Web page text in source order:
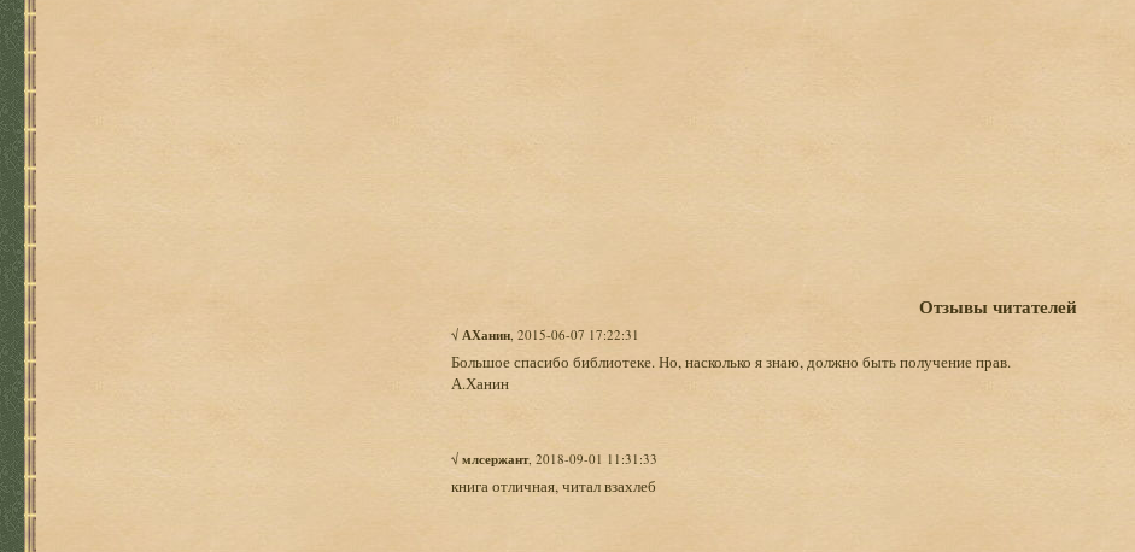
Отзывы читателей
√ АХанин, 2015-06-07 17:22:31
Большое спасибо библиотеке. Но, насколько я знаю, должно быть получение прав.
А.Ханин
√ млсержант, 2018-09-01 11:31:33
книга отличная, читал взахлеб